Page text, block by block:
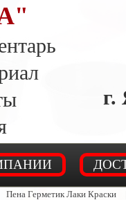
г.
Пена Герметик Лаки Краски